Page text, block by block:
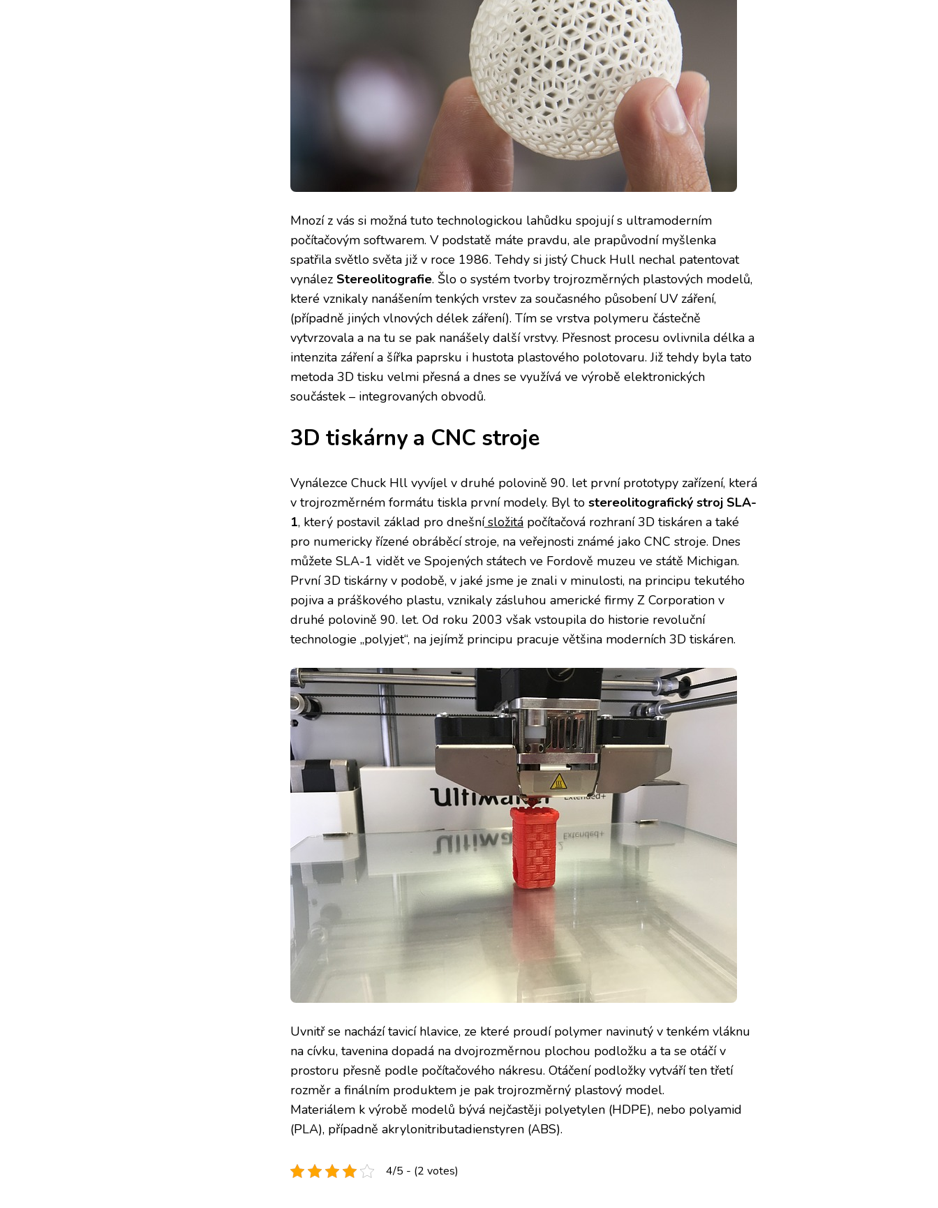
Mnozí z vás si možná tuto technologickou lahůdku spojují s ultramoderním
počítačovým softwarem. V podstatě máte pravdu, ale prapůvodní myšlenka
spatřila světlo světa již v roce 1986. Tehdy si jistý Chuck Hull nechal patentovat
vynález Stereolitografie. Šlo o systém tvorby trojrozměrných plastových modelů,
které vznikaly nanášením tenkých vrstev za současného působení UV záření,
(případně jiných vlnových délek záření). Tím se vrstva polymeru částečně
vytvrzovala a na tu se pak nanášely další vrstvy. Přesnost procesu ovlivnila délka a
intenzita záření a šířka paprsku i hustota plastového polotovaru. Již tehdy byla tato
metoda 3D tisku velmi přesná a dnes se využívá ve výrobě elektronických
součástek – integrovaných obvodů.
3D tiskárny a CNC stroje
Vynálezce Chuck Hll vyvíjel v druhé polovině 90. let první prototypy zařízení, která
v trojrozměrném formátu tiskla první modely. Byl to stereolitografický stroj SLA-
1, který postavil základ pro dnešnísložitá počítačová rozhraní 3D tiskáren a také
pro numericky řízené obráběcí stroje, na veřejnosti známé jako CNC stroje. Dnes
můžete SLA-1 vidět ve Spojených státech ve Fordově muzeu ve státě Michigan.
První 3D tiskárny v podobě, v jaké jsme je znali v minulosti, na principu tekutého
pojiva a práškového plastu, vznikaly zásluhou americké firmy Z Corporation v
druhé polovině 90. let. Od roku 2003 však vstoupila do historie revoluční
technologie „polyjet“, na jejímž principu pracuje většina moderních 3D tiskáren.
Uvnitř se nachází tavicí hlavice, ze které proudí polymer navinutý v tenkém vláknu
na cívku, tavenina dopadá na dvojrozměrnou plochou podložku a ta se otáčí v
prostoru přesně podle počítačového nákresu. Otáčení podložky vytváří ten třetí
rozměr a finálním produktem je pak trojrozměrný plastový model.
Materiálem k výrobě modelů bývá nejčastěji polyetylen (HDPE), nebo polyamid
(PLA), případně akrylonitributadienstyren (ABS).
4/5 - (2 votes)